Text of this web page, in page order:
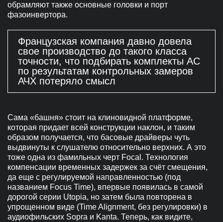
обрамляют также основные головки и порт
фазоинвертора.
Французская компания давно довела
свое производство до такого класса
точности, что подбирать комплекты АС
по результатам контрольных замеров
АЧХ потеряло смысл
Сама «башня» стоит на клиновидной платформе,
которая придает всей конструкции наклон, и таким
образом получается, что басовые драйверы чуть
выдвинуты к слушателю относительно верхних. А это
тоже одна из фамильных черт Focal. Технология
компенсации временных задержек за счёт смещения,
да еще с регулируемой направленностью (под
названием Focus Time), впервые появилась в самой
дорогой серии Utopia, но затем была повторена в
упрощенном виде (Time Alignment, без регулировки) в
аудиофильских Sopra и Kanta. Теперь, как видите,